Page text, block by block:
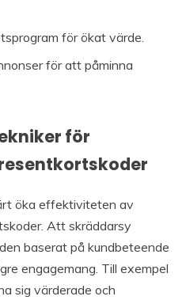
för ökat värde.
för att påminna
för
öka effektiviteten av
Att skräddarsy
baserat på kundbeteende
engagemang. Till exempel
sig värderade och